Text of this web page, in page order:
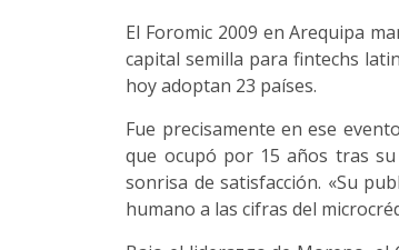
El Foromic 2009 en Arequipa
capital semilla para fintechs
hoy adoptan 23 países.
Fue precisamente en ese
que ocupó por 15 años tras
sonrisa de satisfacción. «Su
humano a las cifras del